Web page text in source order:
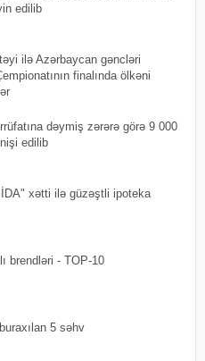
edilib
ilə Azərbaycan gəncləri
finalında ölkəni
dəymiş zərərə görə 9 000
edilib
xətti ilə güzəştli ipoteka
brendləri - TOP-10
5 səhv